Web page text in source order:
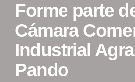
Forme parte
Cámara
Industrial
Pando